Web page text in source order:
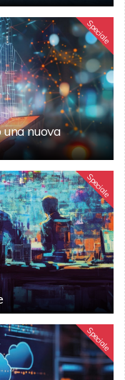
Speciale
una nuova
Speciale
Speciale